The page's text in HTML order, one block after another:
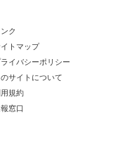
ンク
トマップ
ライバシーポリシー
のサイトについて
規約
窓口